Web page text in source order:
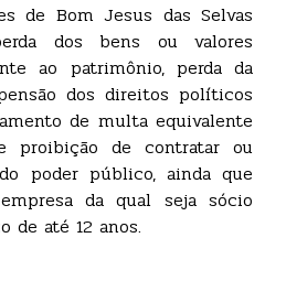
de Bom Jesus das Selvas
dos bens ou valores
ao patrimônio, perda da
dos direitos políticos
de multa equivalente
proibição de contratar ou
poder público, ainda que
da qual seja sócio
de até 12 anos.